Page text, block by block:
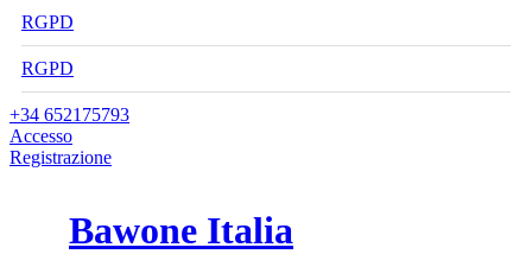
RGPD
RGPD
+34 652175793
Accesso
Registrazione
Bawone Italia